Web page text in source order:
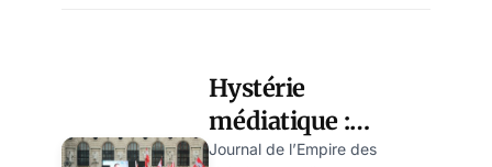
Hystérie
médiatique :
l’Autriche aura-t-
Journal de l’Empire des